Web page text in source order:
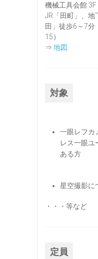
機械工具会館
JR「田町」、地
田」徒歩6～7
15）
⇒ 地図
対象
一眼レフカ
レス一眼ユ
ある方
星空撮影に
・・・等など
定員